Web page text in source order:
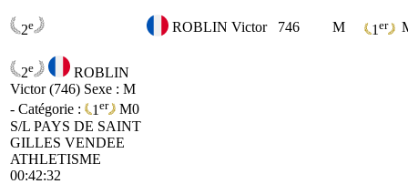
2e ROBLIN Victor 746 M 1 er
2e
ROBLIN
Victor (746) Sexe : M
- Catégorie :
1 er
M0
S/L PAYS DE SAINT
GILLES VENDEE
ATHLETISME
00:42:32